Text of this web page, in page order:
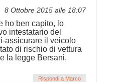
8 Ottobre 2015 alle 18:07
ho ben capito, lo
intestatario del
assicurare il veicolo
di rischio di vettura
la legge Bersani,
Rispondi a Marco